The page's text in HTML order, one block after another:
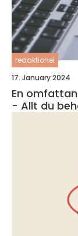
redaktionel
17. January 2024
En
- Allt du